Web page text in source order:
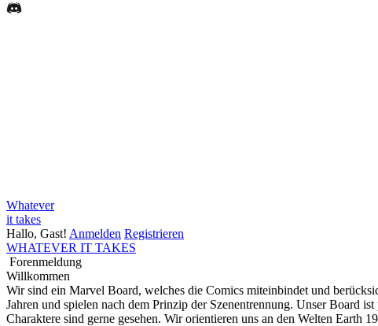
Whatever
it takes
Hallo, Gast! Anmelden Registrieren
WHATEVER IT TAKES
Forenmeldung
Willkommen
Wir sind ein Marvel Board, welches die Comics miteinbindet und
Jahren und spielen nach dem Prinzip der Szenentrennung. Unser Board
Charaktere sind gerne gesehen. Wir orientieren uns an den Welten